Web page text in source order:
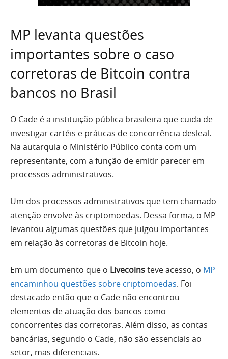
MP levanta questões
importantes sobre o caso
corretoras de Bitcoin contra
bancos no Brasil
O Cade é a instituição pública brasileira que cuida de
investigar cartéis e práticas de concorrência desleal.
Na autarquia o Ministério Público conta com um
representante, com a função de emitir parecer em
processos administrativos.
Um dos processos administrativos que tem chamado
atenção envolve às criptomoedas. Dessa forma, o MP
levantou algumas questões que julgou importantes
em relação às corretoras de Bitcoin hoje.
Em um documento que o Livecoinsteve acesso, o MP
encaminhou questões sobre criptomoedas. Foi
destacado então que o Cade não encontrou
elementos de atuação dos bancos como
concorrentes das corretoras. Além disso, as contas
bancárias, segundo o Cade, não são essenciais ao
setor, mas diferenciais.